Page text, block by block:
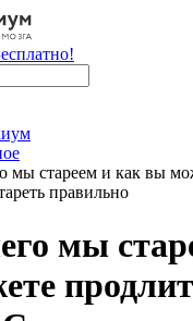
мы стареем и как вы
правильно
мы